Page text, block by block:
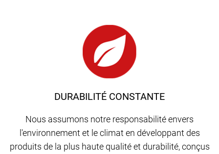
DURABILITÉ CONSTANTE
Nous assumons notre responsabilité envers
l'environnement et le climat en développant des
produits de la plus haute qualité et durabilité, conçus